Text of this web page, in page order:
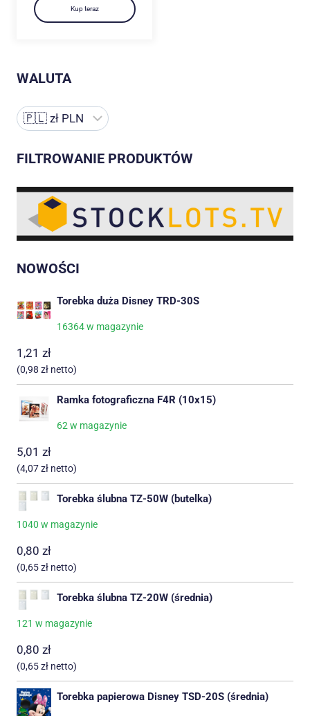
Kup teraz
WALUTA
FILTROWANIE PRODUKTÓW
NOWOŚCI
Torebka duża Disney TRD-30S
16364 w magazynie
1,21 zł
(0,98 zł netto)
Ramka fotograficzna F4R (10x15)
62 w magazynie
5,01 zł
(4,07zł netto)
Torebka ślubna TZ-50W (butelka)
1040 w magazynie
0,80 zł
(0,65zł netto)
Torebka ślubna TZ-20W (średnia)
121 w magazynie
0,80 zł
(0,65zł netto)
Torebka papierowa Disney TSD-20S (średnia)